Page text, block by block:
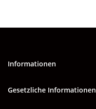
Informationen
Gesetzliche Informationen